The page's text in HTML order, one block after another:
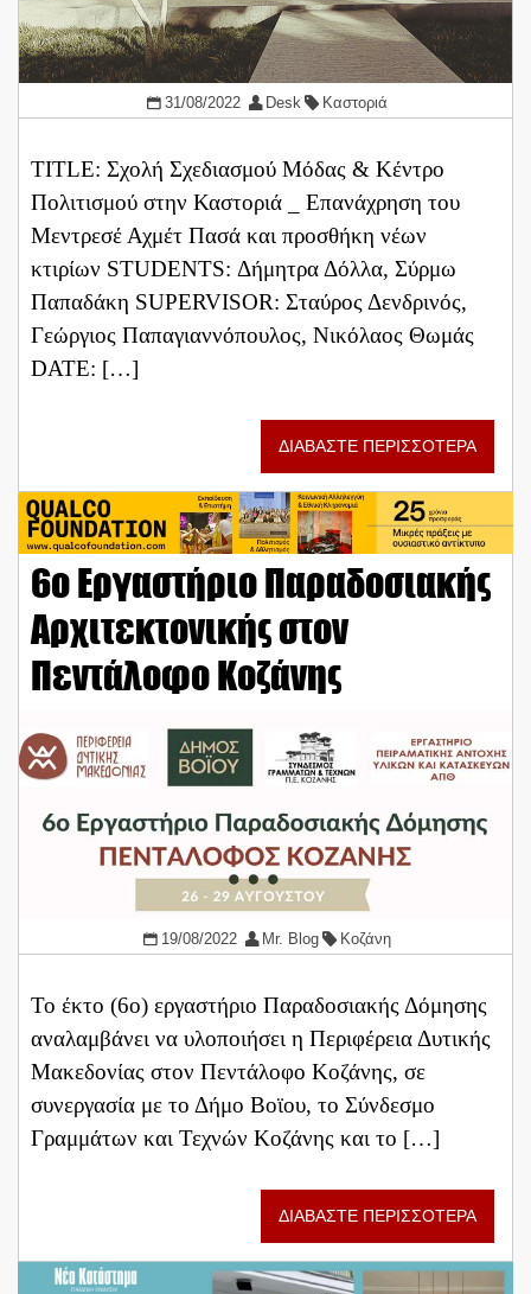
31/08/2022 Desk Καστοριά
TITLE: Σχολή Σχεδιασμού Μόδας & Κέντρο
Πολιτισμού στην Καστοριά _ Επανάχρηση του
Μεντρεσέ Αχμέτ Πασά και προσθήκη νέων
κτιρίων STUDENTS: Δήμητρα Δόλλα, Σύρμω
Παπαδάκη SUPERVISOR: Σταύρος Δενδρινός,
Γεώργιος Παπαγιαννόπουλος, Νικόλαος Θωμάς
DATE: […]
ΔΙΑΒΑΣΤΕ ΠΕΡΙΣΣΟΤΕΡΑ
6ο Εργαστήριο Παραδοσιακής
Αρχιτεκτονικής στον
Πεντάλοφο Κοζάνης
19/08/2022 Mr. Blog Κοζάνη
Το έκτο (6ο) εργαστήριο Παραδοσιακής Δόμησης
αναλαμβάνει να υλοποιήσει η Περιφέρεια Δυτικής
Μακεδονίας στον Πεντάλοφο Κοζάνης, σε
συνεργασία με το Δήμο Βοϊου, το Σύνδεσμο
Γραμμάτων και Τεχνών Κοζάνης και το […]
ΔΙΑΒΑΣΤΕ ΠΕΡΙΣΣΟΤΕΡΑ